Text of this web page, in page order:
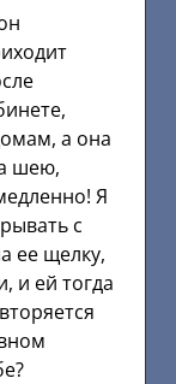
а она
шею,
Я
с
ее щелку,
и ей тогда